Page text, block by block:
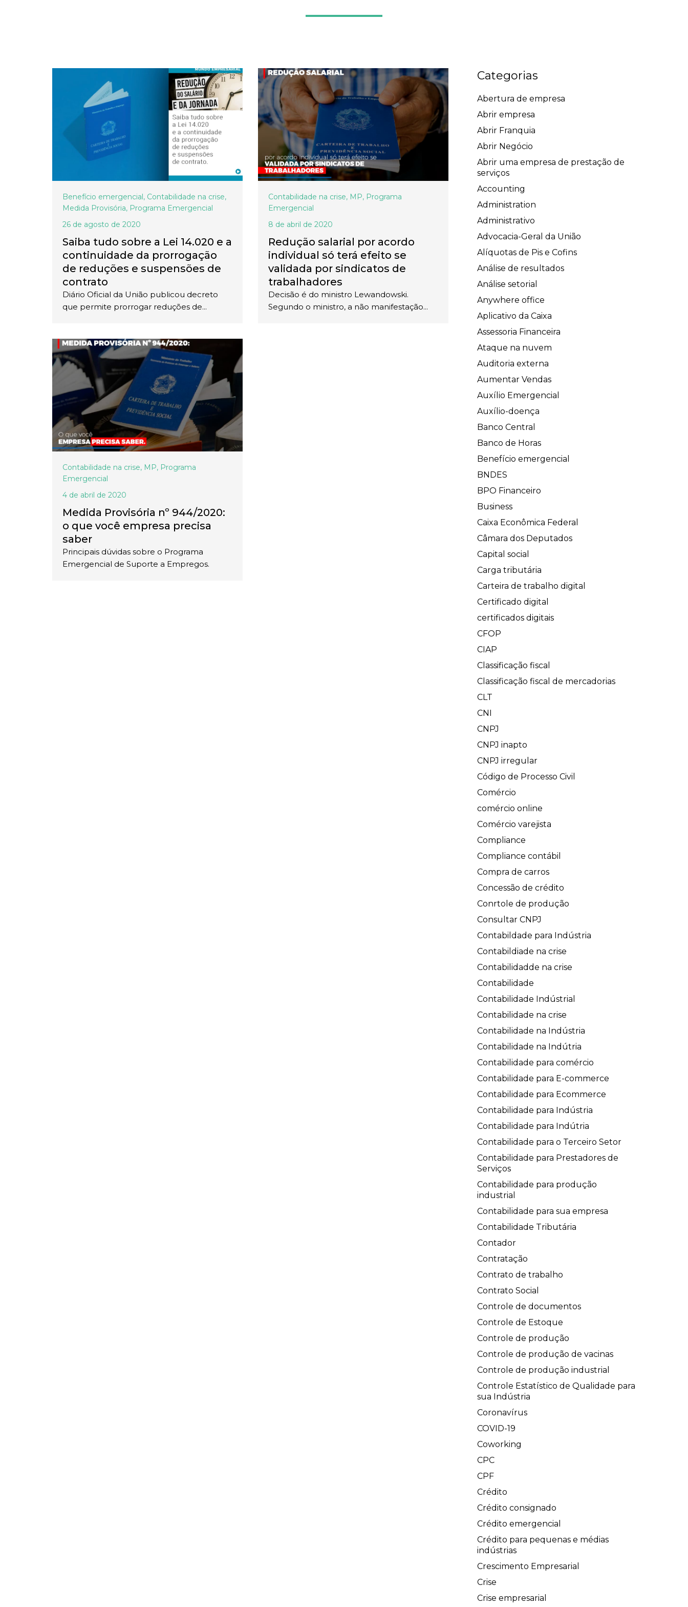
Benefício emergencial , Contabilidade na crise,
Medida Provisória, Programa Emergencial
26 de agosto de 2020
Saiba tudo sobre a Lei 14.020 e a
continuidade da prorrogação
de reduções e suspensões de
contrato
Diário Oficial da União publicou decreto
que permite prorrogar reduções de...
Contabilidade na crise, MP, Programa
Emergencial
8 de abril de 2020
Redução salarial por acordo
individual só terá efeito se
validada por sindicatos de
trabalhadores
Decisão é do ministro Lewandowski.
Segundo o ministro, a não manifestação...
Contabilidade na crise, MP, Programa
Emergencial
4 de abril de 2020
Medida Provisória nº 944/2020:
o que você empresa precisa
saber
Principais dúvidas sobre o Programa
Emergencial de Suporte a Empregos.
Categorias
Abertura de empresa
Abrir empresa
Abrir Franquia
Abrir Negócio
Abrir uma empresa de prestação de
serviços
Accounting
Administration
Administrativo
Advocacia-Geral da União
Alíquotas de Pis e Cofins
Análise de resultados
Análise setorial
Anywhere office
Aplicativo da Caixa
Assessoria Financeira
Ataque na nuvem
Auditoria externa
Aumentar Vendas
Auxílio Emergencial
Auxílio-doença
Banco Central
Banco de Horas
Benefício emergencial
BNDES
BPO Financeiro
Business
Caixa Econômica Federal
Câmara dos Deputados
Capital social
Carga tributária
Carteira de trabalho digital
Certificado digital
certificados digitais
CFOP
CIAP
Classificação fiscal
Classificação fiscal de mercadorias
CLT
CNI
CNPJ
CNPJ inapto
CNPJ irregular
Código de Processo Civil
Comércio
comércio online
Comércio varejista
Compliance
Compliance contábil
Compra de carros
Concessão de crédito
Conrtole de produção
Consultar CNPJ
Contabildade para Indústria
Contabildiade na crise
Contabilidadde na crise
Contabilidade
Contabilidade Indústrial
Contabilidade na crise
Contabilidade na Indústria
Contabilidade na Indútria
Contabilidade para comércio
Contabilidade para E-commerce
Contabilidade para Ecommerce
Contabilidade para Indústria
Contabilidade para Indútria
Contabilidade para o Terceiro Setor
Contabilidade para Prestadores de
Serviços
Contabilidade para produção
industrial
Contabilidade para sua empresa
Contabilidade Tributária
Contador
Contratação
Contrato de trabalho
Contrato Social
Controle de documentos
Controle de Estoque
Controle de produção
Controle de produção de vacinas
Controle de produção industrial
Controle Estatístico de Qualidade para
sua Indústria
Coronavírus
COVID-19
Coworking
CPC
CPF
Crédito
Crédito consignado
Crédito emergencial
Crédito para pequenas e médias
indústrias
Crescimento Empresarial
Crise
Crise empresarial